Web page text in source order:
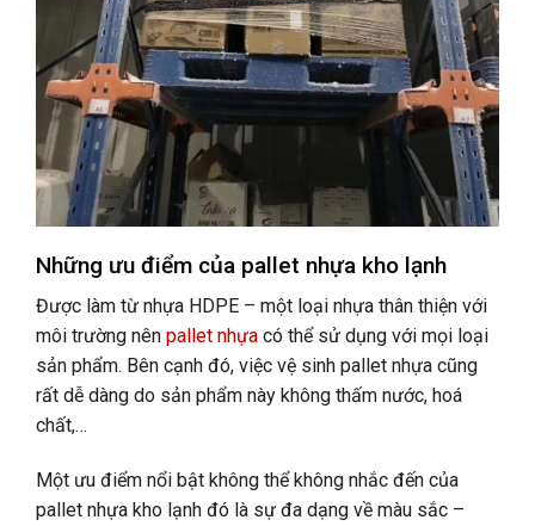
Những ưu điểm của pallet nhựa kho lạnh
Được làm từ nhựa HDPE – một loại nhựa thân thiện với
môi trường nên pallet nhựa có thể sử dụng với mọi loại
sản phẩm. Bên cạnh đó, việc vệ sinh pallet nhựa cũng
rất dễ dàng do sản phẩm này không thấm nước, hoá
chất,…
Một ưu điểm nổi bật không thể không nhắc đến của
pallet nhựa kho lạnh đó là sự đa dạng về màu sắc –